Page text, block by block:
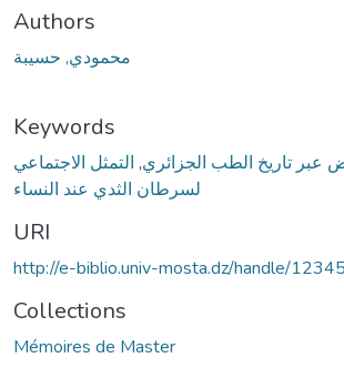
Authors
محمودي, حسيبة
Keywords
عبر تاريخ الطب الجزائري, التمثل الاجتماعي
لسرطان الثدي عند النساء
URI
http://e-biblio.univ-mosta.dz/handle/
Collections
Mémoires de Master